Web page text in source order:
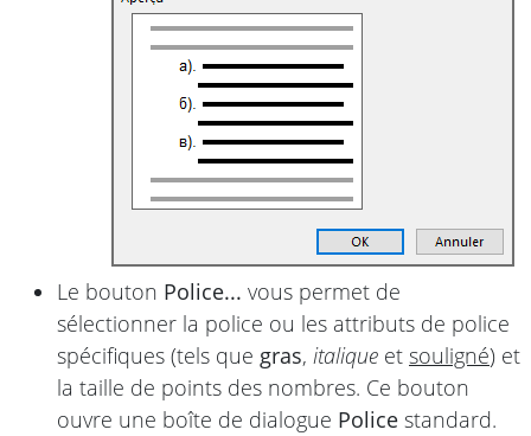
Le bouton Police... vous permet de
sélectionner la police ou les attributs de police
spécifiques (tels que gras, italique et souligné) et
la taille de points des nombres. Ce bouton
ouvre une boîte de dialogue Police standard.